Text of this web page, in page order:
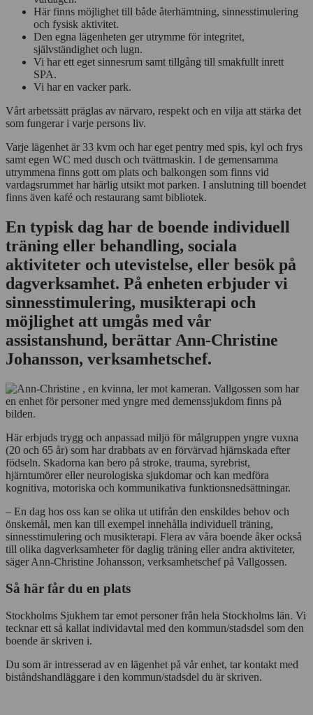
Här finns möjlighet till både återhämtning, sinnesstimulering
och fysisk aktivitet.
Den egna lägenheten ger utrymme för integritet,
självständighet och lugn.
Vi har ett eget sinnesrum samt tillgång till smakfullt inrett
SPA.
Vi har en vacker park.
Vårt arbetssätt präglas av närvaro, respekt och en vilja att stärka det
som fungerar i varje persons liv.
Varje lägenhet är 33 kvm och har eget pentry med spis, kyl och frys
samt egen WC med dusch och tvättmaskin. I de gemensamma
utrymmena finns gott om plats och balkongen som finns vid
vardagsrummet har härlig utsikt mot parken. I anslutning till boendet
finns även kafé och restaurang samt bibliotek.
En typisk dag har de boende individuell
träning eller behandling, sociala
aktiviteter och utevistelse, eller besök på
dagverksamhet. På enheten erbjuder vi
sinnesstimulering, musikterapi och
möjlighet att umgås med vår
assistanshund, berättar Ann-Christine
Johansson, verksamhetschef.
Här erbjuds trygg och anpassad miljö för målgruppen yngre vuxna
(20 och 65 år) som har drabbats av en förvärvad hjärnskada efter
födseln. Skadorna kan bero på stroke, trauma, syrebrist,
hjärntumörer eller neurologiska sjukdomar och kan medföra
kognitiva, motoriska och kommunikativa funktionsnedsättningar.
– En dag hos oss kan se olika ut utifrån den enskildes behov och
önskemål, men kan till exempel innehålla individuell träning,
sinnesstimulering och musikterapi. Flera av våra boende åker också
till olika dagverksamheter för daglig träning eller andra aktiviteter,
säger Ann-Christine Johansson, verksamhetschef på Vallgossen.
Så här får du en plats
Stockholms Sjukhem tar emot personer från hela Stockholms län. Vi
tecknar ett så kallat individavtal med den kommun/stadsdel som den
boende är skriven i.
Du som är intresserad av en lägenhet på vår enhet, tar kontakt med
biståndshandläggare i den kommun/stadsdel du är skriven.